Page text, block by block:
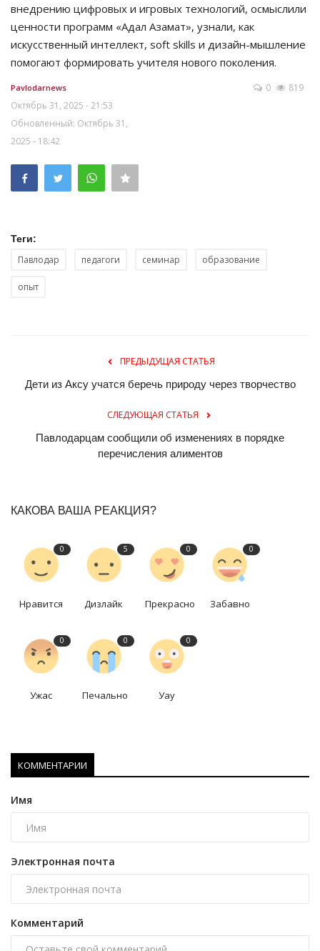
внедрению цифровых и игровых технологий, осмыслили
ценности программ «Адал Азамат», узнали, как
искусственный интеллект, soft skills и дизайн-мышление
помогают формировать учителя нового поколения.
Pavlodarnews
Октябрь 31, 2025 - 21:53
Обновленный: Октябрь 31,
2025 - 18:42
0 819
Теги:
Павлодар педагоги семинар образование
опыт
ПРЕДЫДУЩАЯ СТАТЬЯ
Дети из Аксу учатся беречь природу через творчество
СЛЕДУЮЩАЯ СТАТЬЯ
Павлодарцам сообщили об изменениях в порядке
перечисления алиментов
КАКОВА ВАША РЕАКЦИЯ?
0
Нравится
5
Дизлайк
0
Прекрасно
0
Забавно
0
Ужас
0
Печально
0
Уау
КОММЕНТАРИИ
Имя
Электронная почта
Комментарий